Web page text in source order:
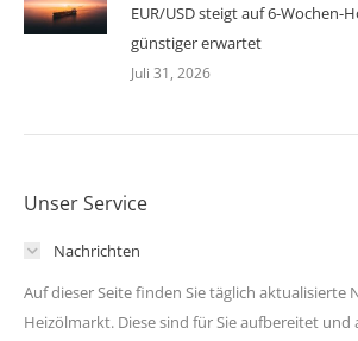
EUR/USD steigt auf 6-Wochen-
günstiger erwartet
Juli 31, 2026
Unser Service
Nachrichten
Auf dieser Seite finden Sie täglich aktualisierte
Heizölmarkt. Diese sind für Sie aufbereitet und